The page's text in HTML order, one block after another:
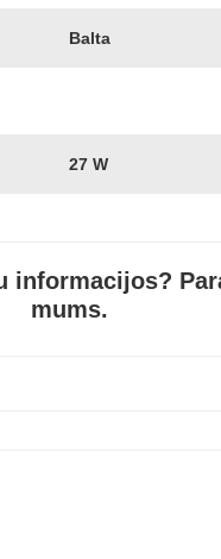
Balta
27 W
informacijos?
mums.